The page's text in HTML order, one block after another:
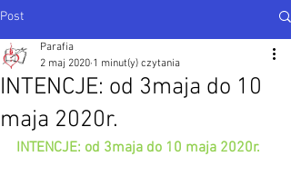
Post
INTENCJE: od 3maja do 10
maja 2020r.
Parafia
2 maj 2020 1 minut(y) czytania
INTENCJE: od 3maja do 10 maja 2020r.